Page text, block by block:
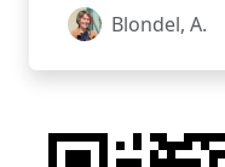
Blondel, A.